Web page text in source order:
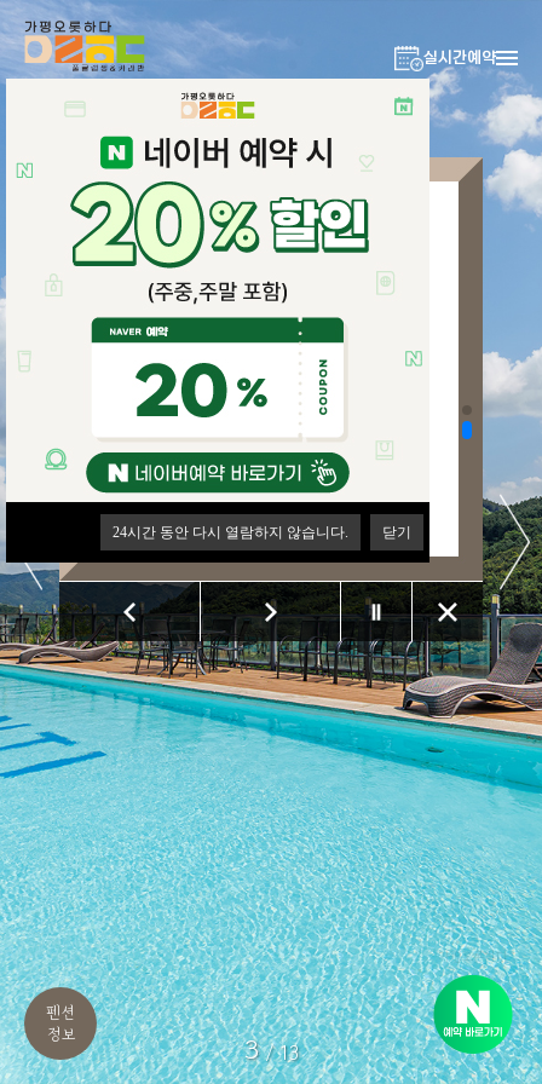
실시간예약
오 롯 하 다 ;
모자람 없이 온전하다.
3/13
가평오롯하다
24시간 동안 다시 열람하지 않습니다. 닫기
24시간 동안 다시 열람하지 않습니다. 닫기
펜션
정보